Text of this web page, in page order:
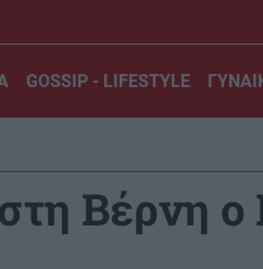
GOSSIP - LIFESTYLE
Βέρνη